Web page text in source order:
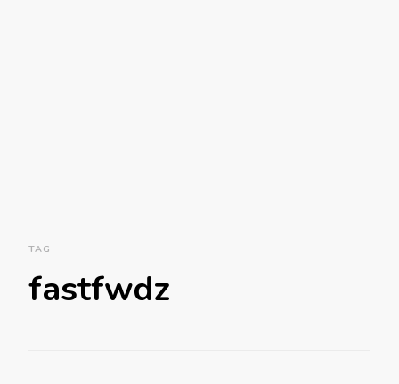
TAG
fastfwdz